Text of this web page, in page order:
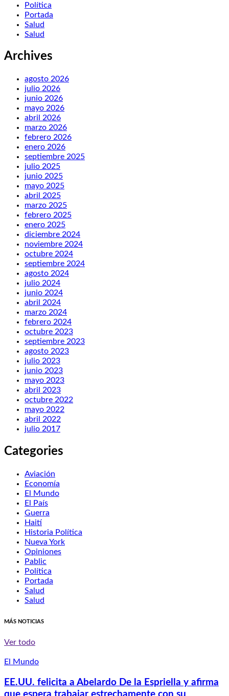
Política
Portada
Salud
Salud
Archives
agosto 2026
julio 2026
junio 2026
mayo 2026
abril 2026
marzo 2026
febrero 2026
enero 2026
septiembre 2025
julio 2025
junio 2025
mayo 2025
abril 2025
marzo 2025
febrero 2025
enero 2025
diciembre 2024
noviembre 2024
octubre 2024
septiembre 2024
agosto 2024
julio 2024
junio 2024
abril 2024
marzo 2024
febrero 2024
octubre 2023
septiembre 2023
agosto 2023
julio 2023
junio 2023
mayo 2023
abril 2023
octubre 2022
mayo 2022
abril 2022
julio 2017
Categories
Aviación
Economía
El Mundo
El País
Guerra
Haití
Historia Política
Nueva York
Opiniones
Pablic
Política
Portada
Salud
Salud
MÁS NOTICIAS
Ver todo
El Mundo
EE.UU. felicita a Abelardo De la Espriella y afirma